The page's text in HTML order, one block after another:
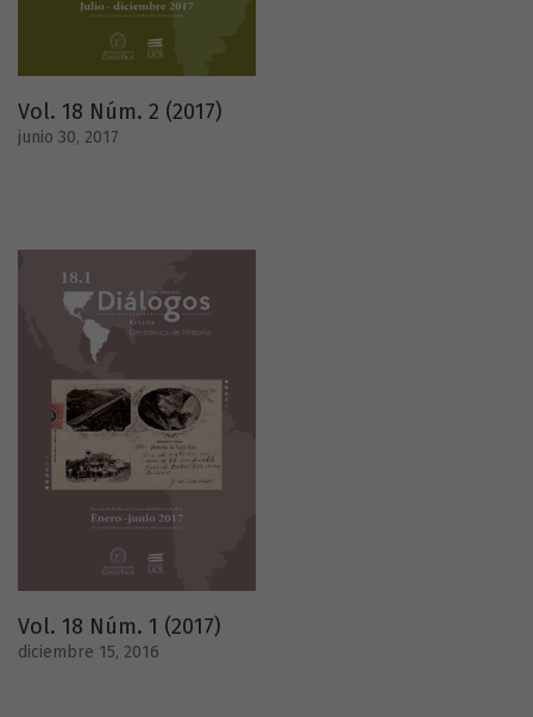
Vol. 18 Núm. 2 (2017)
junio 30, 2017
Vol. 18 Núm. 1 (2017)
diciembre 15, 2016